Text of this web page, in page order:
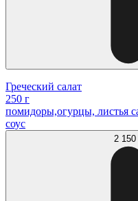
Греческий салат
250 г
помидоры,огурцы, листья
соус
2 150